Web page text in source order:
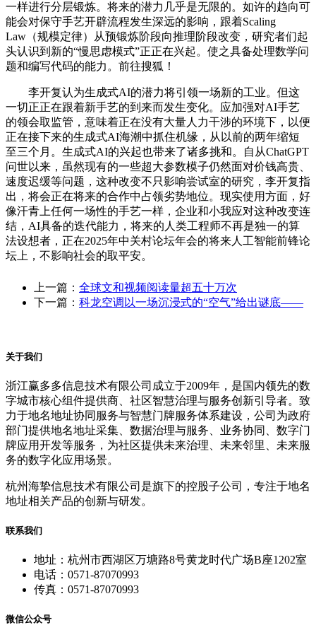
一样进行分层锻炼。将来的潜力几乎是无限的。如许的趋向可
能会对保守手艺开辟流程发生深远的影响，跟着Scaling
Law（规模定律）从预锻炼阶段向推理阶段改变，研究者们起
头认识到新的“慢思虑模式”正正在兴起。使之具备处理数学问
题和编写代码的能力。前往搜狐！
李开复认为生成式AI的潜力将引领一场新的工业。但这
一切正正在跟着新手艺的到来而发生变化。应加强对AI手艺
的领会取监管，意味着正在没有大量人力干涉的环境下，以便
正在接下来的生成式AI海潮中抓住机缘，从以前的两年缩短
至三个月。生成式AI的兴起也带来了诸多挑和。自从ChatGPT
问世以来，虽然现有的一些超大参数模子仍然面对价钱高贵、
速度迟缓等问题，这种改变不只影响尝试室的研究，李开复指
出，将会正在将来的合作中占领劣势地位。现实使用方面，好
像汗青上任何一场性的手艺一样，企业和小我应对这种改变连
结，AI具备的迭代能力，将来的人类工程师不再是独一的算
法设想者，正在2025年中关村论坛年会的将来人工智能前锋论
坛上，不影响社会的取平安。
上一篇： 全球文和视频阅读量超五十万次
下一篇： 科龙空调以一场沉浸式的“空气”给出谜底——
关于我们
浙江赢多多信息技术有限公司成立于2009年，是国内领先的数
字城市核心组件提供商、社区智慧治理与服务创新引导者。致
力于地名地址协同服务与智慧门牌服务体系建设，公司为政府
部门提供地名地址采集、数据治理与服务、业务协同、数字门
牌应用开发等服务，为社区提供未来治理、未来邻里、未来服
务的数字化应用场景。
杭州海挚信息技术有限公司是旗下的控股子公司，专注于地名
地址相关产品的创新与研发。
联系我们
地址：杭州市西湖区万塘路8号黄龙时代广场B座1202室
电话：0571-87070993
传真：0571-87070993
微信公众号